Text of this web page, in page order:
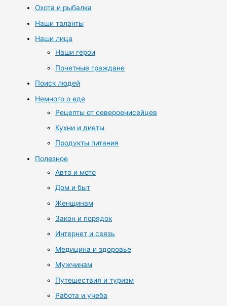
Охота и рыбалка
Наши таланты
Наши лица
Наши герои
Почетные граждане
Поиск людей
Немного о еде
Рецепты от североенисейцев
Кухни и диеты
Продукты питания
Полезное
Авто и мото
Дом и быт
Женщинам
Закон и порядок
Интернет и связь
Медицина и здоровье
Мужчинам
Путешествия и туризм
Работа и учеба